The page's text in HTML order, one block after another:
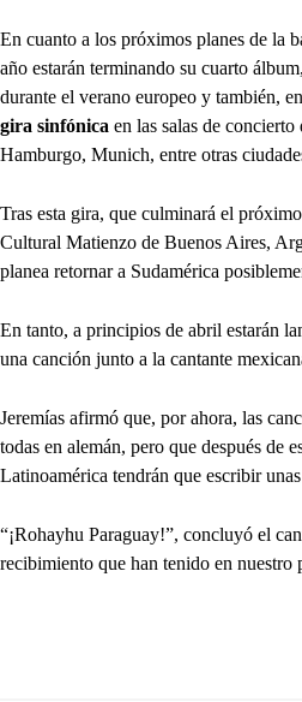
En cuanto a los próximos planes de la
año estarán terminando su cuarto
durante el verano europeo y también,
gira sinfónica en las salas de
Hamburgo, Munich, entre otras
Tras esta gira, que culminará el
Cultural Matienzo de Buenos Aires,
planea retornar a Sudamérica
En tanto, a principios de abril estarán
una canción junto a la cantante
Jeremías afirmó que, por ahora, las
todas en alemán, pero que después de
Latinoamérica tendrán que escribir
“¡Rohayhu Paraguay!”, concluyó el
recibimiento que han tenido en nuestro